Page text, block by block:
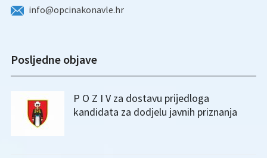
info@opcinakonavle.hr
Posljedne objave
P O Z I V za dostavu prijedloga
kandidata za dodjelu javnih priznanja